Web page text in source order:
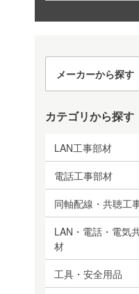
メーカーから探す
カテゴリから探す
LAN工事部材
電話工事部材
同軸配線・共聴工
LAN・電話・電気
材
工具・安全用品